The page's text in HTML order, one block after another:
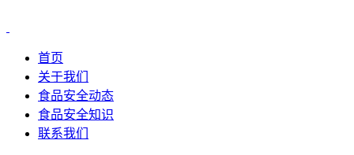
首页
关于我们
食品安全动态
食品安全知识
联系我们